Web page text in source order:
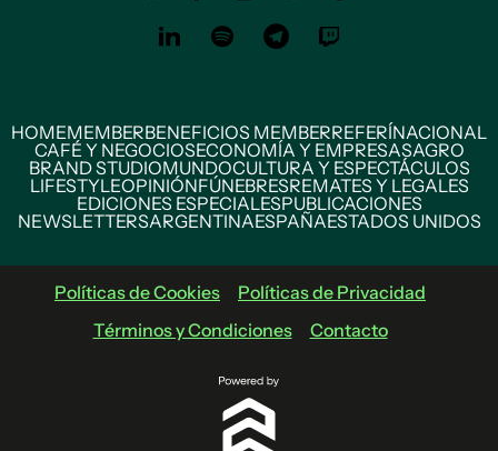
HOMEMEMBERBENEFICIOS MEMBERREFERÍNACIONAL
CAFÉ Y NEGOCIOSECONOMÍA Y EMPRESASAGRO
BRAND STUDIOMUNDOCULTURA Y ESPECTÁCULOS
LIFESTYLEOPINIÓNFÚNEBRESREMATES Y LEGALES
EDICIONES ESPECIALESPUBLICACIONES
NEWSLETTERSARGENTINAESPAÑAESTADOS UNIDOS
Políticas de Cookies
Políticas de Privacidad
Términos y Condiciones
Contacto